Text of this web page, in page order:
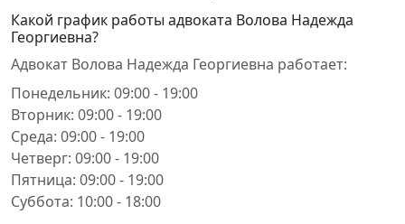
Какой график работы адвоката Волова Надежда
Георгиевна?
Адвокат Волова Надежда Георгиевна работает:
Понедельник: 09:00 - 19:00
Вторник: 09:00 - 19:00
Среда: 09:00 - 19:00
Четверг: 09:00 - 19:00
Пятница: 09:00 - 19:00
Суббота: 10:00 - 18:00